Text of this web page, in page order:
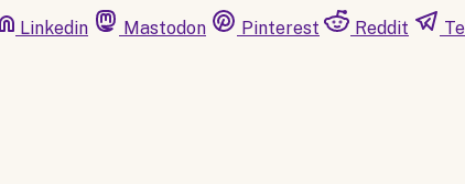
Linkedin Mastodon Pinterest Reddit